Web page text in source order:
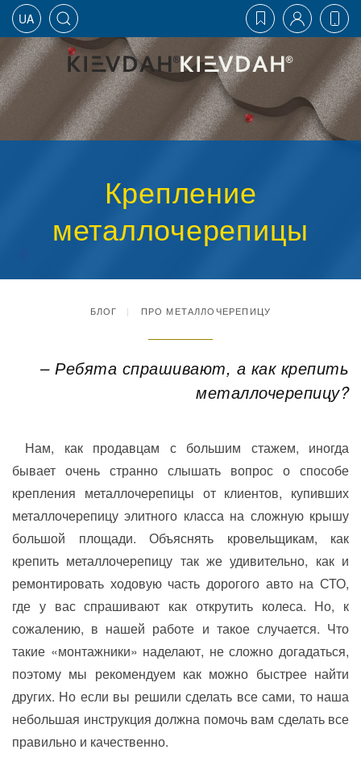
Skip to main content
UA
Крепление
металлочерепицы
БЛОГ ПРО МЕТАЛЛОЧЕРЕПИЦУ
– Ребята спрашивают, а как крепить
металлочерепицу?
Нам, как продавцам с большим стажем, иногда
бывает очень странно слышать вопрос о способе
крепления металлочерепицы от клиентов, купивших
металлочерепицу элитного класса на сложную крышу
большой площади. Объяснять кровельщикам, как
крепить металлочерепицу так же удивительно, как и
ремонтировать ходовую часть дорогого авто на СТО,
где у вас спрашивают как открутить колеса. Но, к
сожалению, в нашей работе и такое случается. Что
такие «монтажники» наделают, не сложно догадаться,
поэтому мы рекомендуем как можно быстрее найти
других. Но если вы решили сделать все сами, то наша
небольшая инструкция должна помочь вам сделать все
правильно и качественно.